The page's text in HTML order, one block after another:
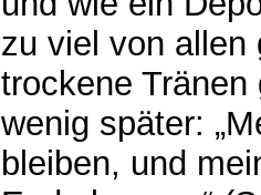
zu viel von allen
trockene Tränen
wenig später:
bleiben, und